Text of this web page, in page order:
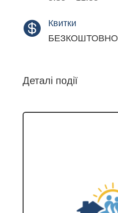

Квитки
БЕЗКОШТОВНО
Деталі події